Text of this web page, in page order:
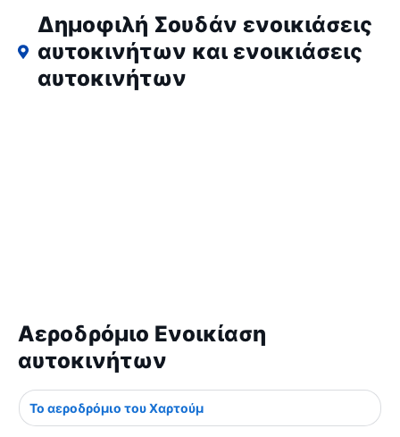
Δημοφιλή Σουδάν ενοικιάσεις
αυτοκινήτων και ενοικιάσεις
αυτοκινήτων
Αεροδρόμιο Ενοικίαση
αυτοκινήτων
Το αεροδρόμιο του Χαρτούμ